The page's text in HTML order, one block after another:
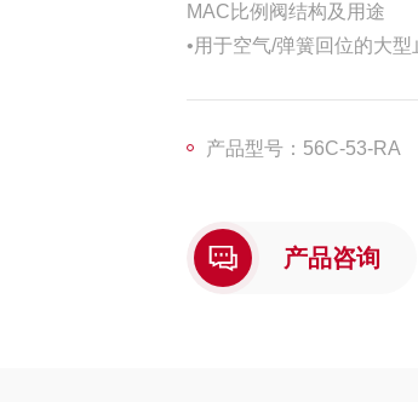
MAC比例阀结构及用途
•用于空气/弹簧回位的大型
电磁阀型号便于将同一阀
产品型号：56C-53-RA
产品咨询